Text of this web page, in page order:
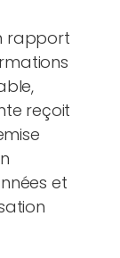
rapport
reçoit
et